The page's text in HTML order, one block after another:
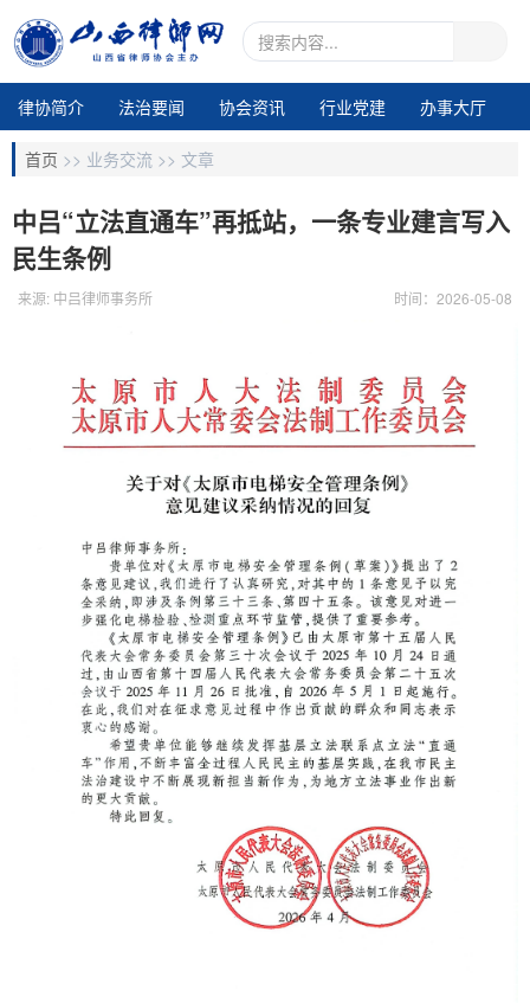
律协简介 法治要闻 协会资讯 行业党建
办事大厅
地市动态
业务交流
首页 >> 业务交流 >> 文章
中吕“立法直通车”再抵站，一条专业建言写入
民生条例
来源: 中吕律师事务所 时间：2026-05-08